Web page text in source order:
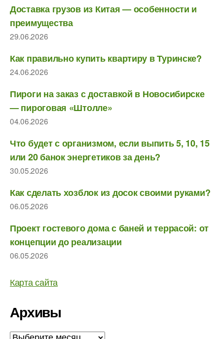
Доставка грузов из Китая — особенности и
преимущества
29.06.2026
Как правильно купить квартиру в Туринске?
24.06.2026
Пироги на заказ с доставкой в Новосибирске
— пироговая «Штолле»
04.06.2026
Что будет с организмом, если выпить 5, 10, 15
или 20 банок энергетиков за день?
30.05.2026
Как сделать хозблок из досок своими руками?
06.05.2026
Проект гостевого дома с баней и террасой: от
концепции до реализации
06.05.2026
Карта сайта
Архивы
Архивы